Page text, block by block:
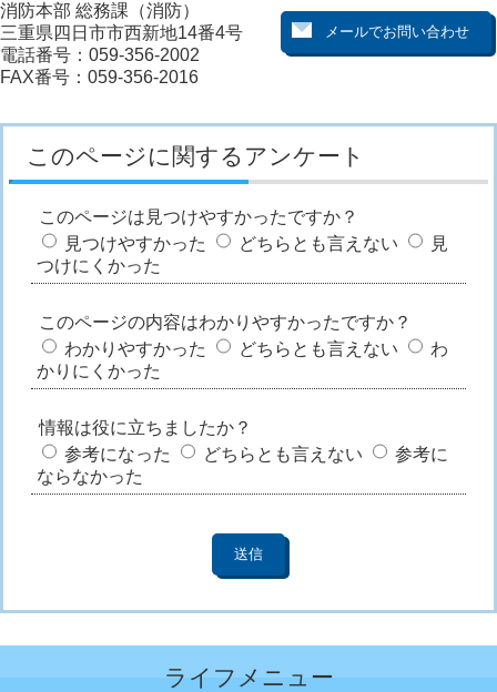
消防本部 総務課（消防）
三重県四日市市西新地14番4号
電話番号：059-356-2002
FAX番号：059-356-2016
このページに関するアンケート
このページは見つけやすかったですか？
見つけやすかった
どちらとも言えない
見
つけにくかった
このページの内容はわかりやすかったですか？
わかりやすかった
どちらとも言えない
わ
かりにくかった
情報は役に立ちましたか？
参考になった
どちらとも言えない
参考に
ならなかった
ライフメニュー